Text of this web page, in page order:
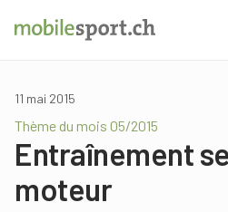
11 mai 2015
Thème du mois 05/2015
Entraînement
moteur